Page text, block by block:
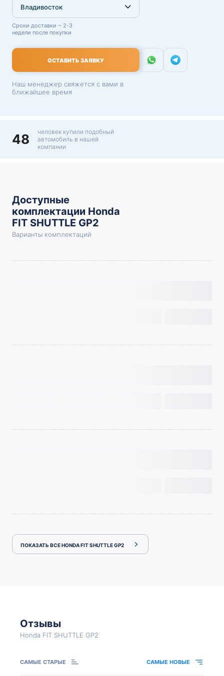
Сроки доставки ~ 2-3
недели после покупки
ОСТАВИТЬ ЗАЯВКУ
Наш менеджер свяжется с вами в
ближайшее время
48
человек купили подобный
автомобиль в нашей
компании
Доступные
комплектации Honda
FIT SHUTTLE GP2
Варианты комплектаций
ПОКАЗАТЬ ВСЕ HONDA FIT SHUTTLE GP2
Отзывы
Honda FIT SHUTTLE GP2
САМЫЕ СТАРЫЕ САМЫЕ НОВЫЕ